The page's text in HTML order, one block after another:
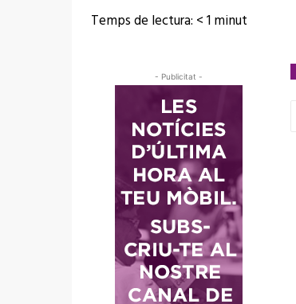
Temps de lectura: < 1minut
- Publicitat -